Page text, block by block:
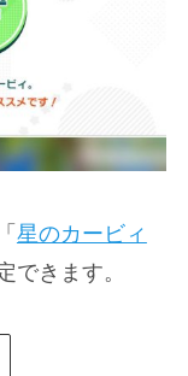
星のカービィ
できます。